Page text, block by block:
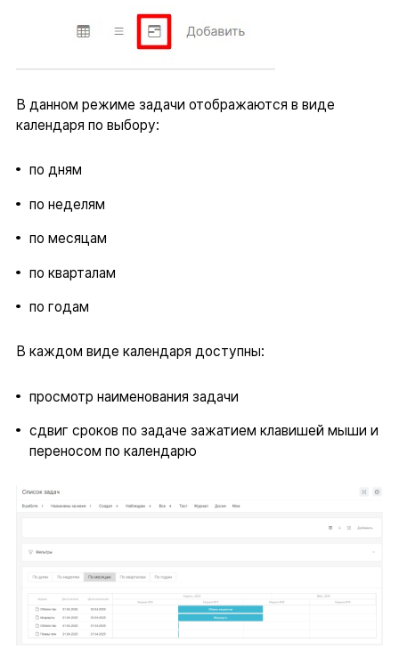
В данном режиме задачи отображаются в виде
календаря по выбору:
по дням
по неделям
по месяцам
по кварталам
по годам
В каждом виде календаря доступны:
просмотр наименования задачи
сдвиг сроков по задаче зажатием клавишей мыши и
переносом по календарю